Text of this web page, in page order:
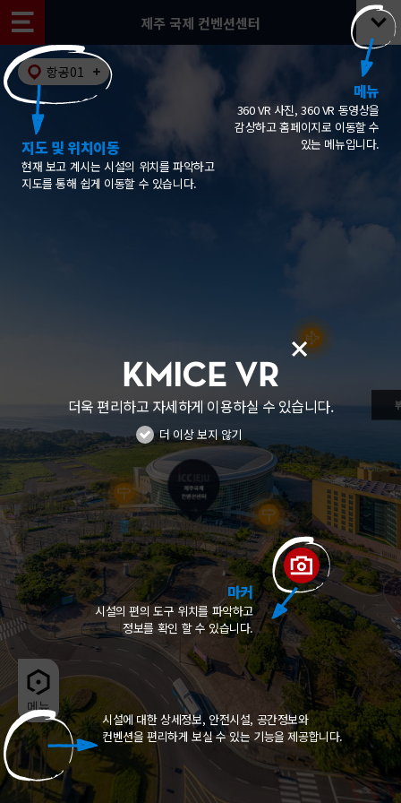
제주 국제 컨벤션센터
KMICE VR
더욱 편리하고 자세하게 이용하실 수 있습니다.
더 이상 보지 않기
메뉴
360 VR 사진, 360 VR 동영상을
감상하고 홈페이지로 이동할 수
있는 메뉴입니다.
지도 및 위치이동
현재 보고 계시는 시설의 위치를 파악하고
지도를 통해 쉽게 이동할 수 있습니다.
시설에 대한 상세정보, 안전시설, 공간정보와
컨벤션을 편리하게 보실 수 있는 기능을 제공합니다.
마커
시설의 편의 도구 위치를 파악하고
정보를 확인 할 수 있습니다.
항공01